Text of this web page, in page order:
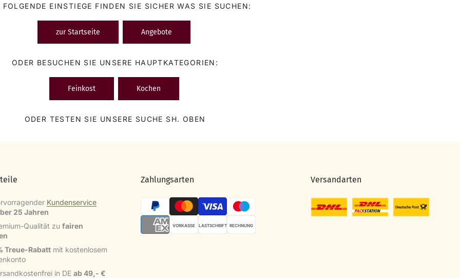
FOLGENDE EINSTIEGE FINDEN SIE SICHER WAS SIE SUCHEN:
zur Startseite Angebote
ODER BESUCHEN SIE UNSERE HAUPTKATEGORIEN:
Feinkost Kochen
ODER TESTEN SIE UNSERE SUCHE SH. OBEN
Kundenservice
25 Jahren
Qualität zu fairen
Treue-Rabatt mit kostenlosem
in DE ab 49,- €
Zahlungsarten
VORKASSE LASTSCHRIFT RECHNUNG
Versandarten